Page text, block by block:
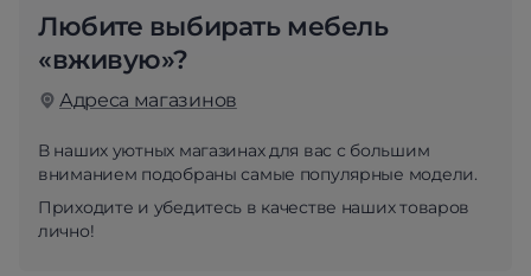
Любите выбирать мебель
«вживую»?
Адреса магазинов
В наших уютных магазинах для вас с большим
вниманием подобраны самые популярные модели.
Приходите и убедитесь в качестве наших товаров
лично!